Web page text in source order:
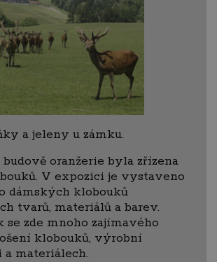
a jeleny u zámku.
oranžerie byla zřízena
V expozici je vystaveno
dámských klobouků
tvarů, materiálů a barev.
se zde mnoho zajímavého
klobouků, výrobní
materiálech.